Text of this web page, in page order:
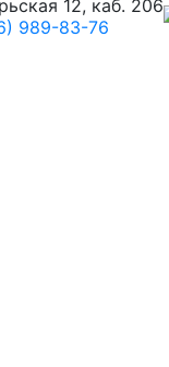
12, каб. 206
989-83-76